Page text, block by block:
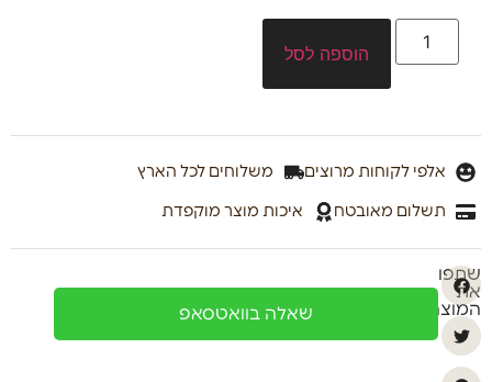
הוספה לסל
אלפי לקוחות מרוצים משלוחים לכל הארץ
תשלום מאובטח איכות מוצר מוקפדת
שתפו
את
המוצר
שאלה בוואטסאפ